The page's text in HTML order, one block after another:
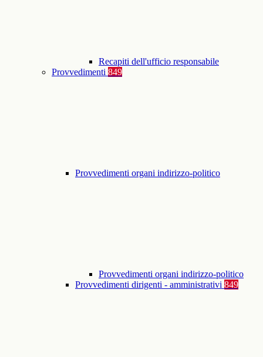
Recapiti dell'ufficio responsabile
Provvedimenti 849
Provvedimenti organi indirizzo-politico
Provvedimenti organi indirizzo-politico
Provvedimenti dirigenti - amministrativi 849